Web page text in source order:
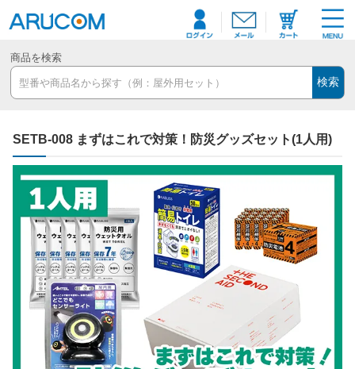
商品を検索
検索
SETB-008 まずはこれで対策！防災グッズセット(1人用)